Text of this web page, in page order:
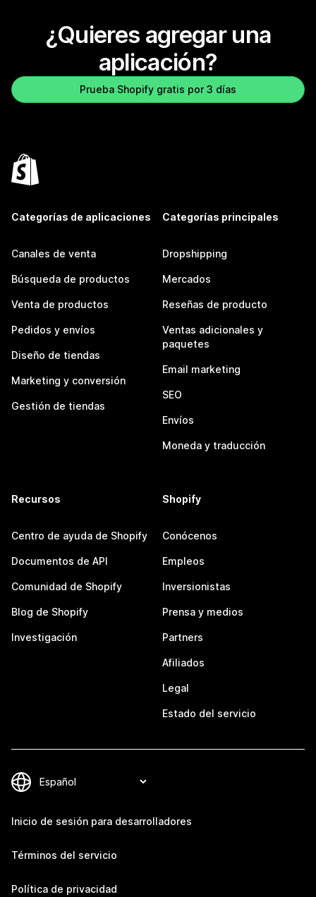
¿Quieres agregar una
aplicación?
Prueba Shopify gratis por 3 días
Categorías de aplicaciones
Canales de venta
Búsqueda de productos
Venta de productos
Pedidos y envíos
Diseño de tiendas
Marketing y conversión
Gestión de tiendas
Categorías principales
Dropshipping
Mercados
Reseñas de producto
Ventas adicionales y
paquetes
Email marketing
SEO
Envíos
Moneda y traducción
Recursos
Centro de ayuda de Shopify
Documentos de API
Comunidad de Shopify
Blog de Shopify
Investigación
Shopify
Conócenos
Empleos
Inversionistas
Prensa y medios
Partners
Afiliados
Legal
Estado del servicio
Inicio de sesión para desarrolladores
Términos del servicio
Política de privacidad